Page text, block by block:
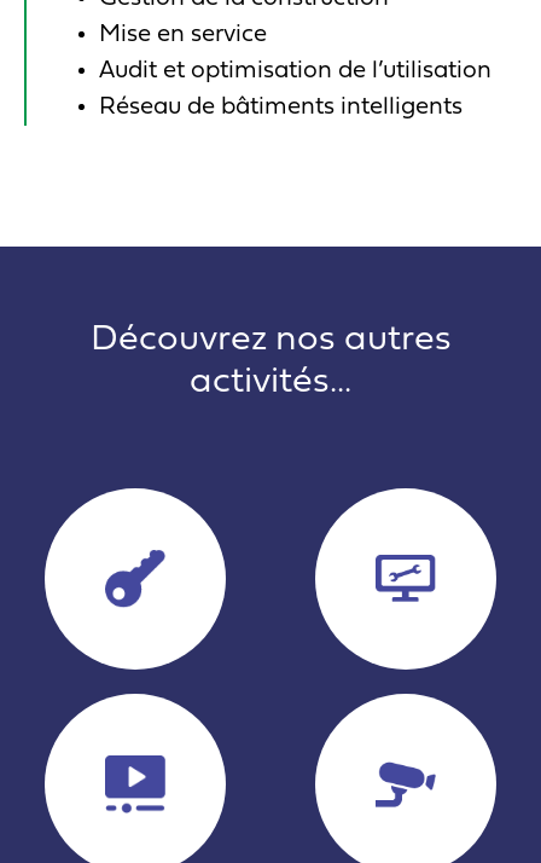
Mise en service
Audit et optimisation de l’utilisation
Réseau de bâtiments intelligents
Découvrez nos autres
activités...